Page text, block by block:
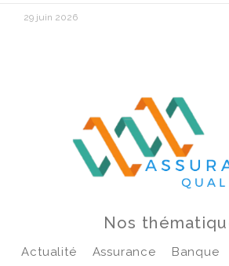
29 juin 2026
Nos
Actualité Assurance Banque